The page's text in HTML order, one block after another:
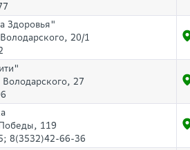
Здоровья"
20/1
27
119
8(3532)42-66-36